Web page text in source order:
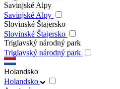
Savinjské Alpy
Savinjské Alpy
Slovinské Štajersko
Slovinské Štajersko
Triglavský národný park
Triglavský národný park
Holandsko
Holandsko